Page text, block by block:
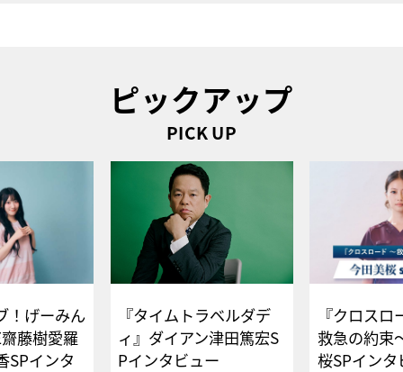
ピックアップ
PICK UP
！げーみん
藤樹愛羅
SPインタ
『タイムトラベルダデ
ィ』ダイアン津田篤宏S
Pインタビュー
『クロス
救急の約束
桜SPイ